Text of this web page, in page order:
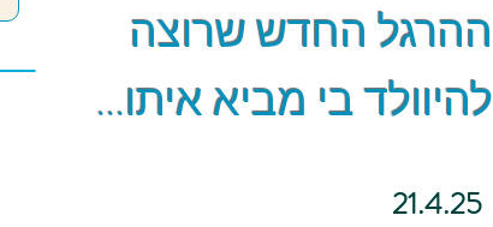
ההרגל החדש שרוצה
להיוולד בי מביא איתו...
21.4.25